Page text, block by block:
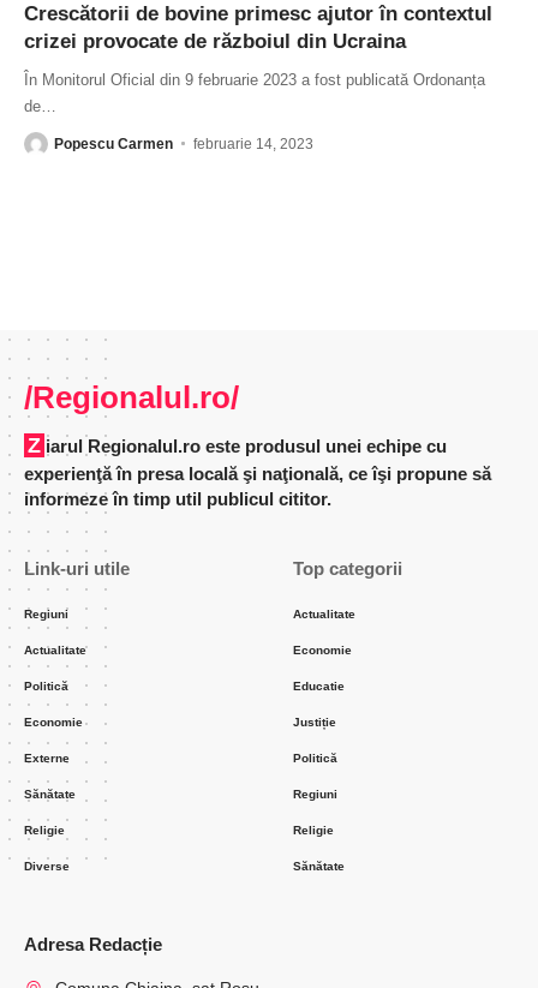
Crescătorii de bovine primesc ajutor în contextul
crizei provocate de războiul din Ucraina
În Monitorul Oficial din 9 februarie 2023 a fost publicată Ordonanța
de
Popescu Carmen februarie 14, 2023
/Regionalul.ro/
Ziarul Regionalul.ro este produsul unei echipe cu
experienţă în presa locală şi naţională, ce îşi propune să
informeze în timp util publicul cititor.
Link-uri utile
Regiuni
Actualitate
Politică
Economie
Externe
Sănătate
Religie
Diverse
Top categorii
Actualitate
Economie
Educatie
Justiție
Politică
Regiuni
Religie
Sănătate
Adresa Redacție